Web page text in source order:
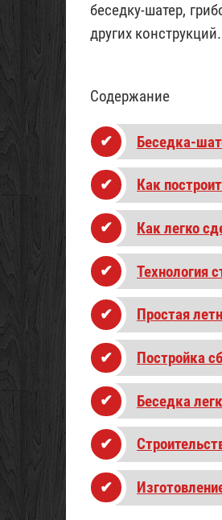
беседку-шатер,
других конструкций.
Содержание
Беседка-
Как
Как легко
Технология
Простая
Постройка
Беседка